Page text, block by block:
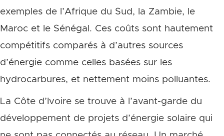
exemples de l’Afrique du Sud, la Zambie, le
Maroc et le Sénégal. Ces coûts sont hautement
compétitifs comparés à d’autres sources
d’énergie comme celles basées sur les
hydrocarbures, et nettement moins polluantes.
La Côte d’Ivoire se trouve à l’avant-garde du
développement de projets d’énergie solaire qui